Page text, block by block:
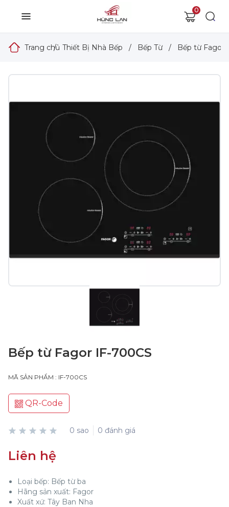
0
Trang chủ
/ Thiết Bị Nhà Bếp / Bếp Từ / Bếp từ Fagor
Bếp từ Fagor IF-700CS
MÃ SẢN PHẨM : IF-700CS
QR-Code
0 sao 0 đánh giá
Liên hệ
Loại bếp: Bếp từ ba
Hãng sản xuất: Fagor
Xuất xứ: Tây Ban Nha